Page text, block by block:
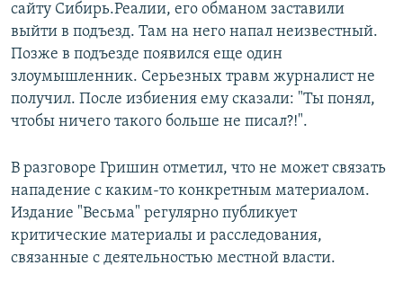
сайту Сибирь.Реалии, его обманом заставили
выйти в подъезд. Там на него напал неизвестный.
Позже в подъезде появился еще один
злоумышленник. Серьезных травм журналист не
получил. После избиения ему сказали: "Ты понял,
чтобы ничего такого больше не писал?!".
В разговоре Гришин отметил, что не может связать
нападение с каким-то конкретным материалом.
Издание "Весьма" регулярно публикует
критические материалы и расследования,
связанные с деятельностью местной власти.